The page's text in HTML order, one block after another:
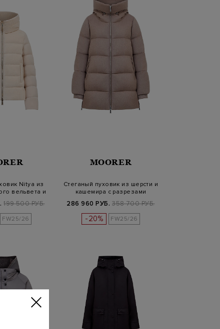
Nitya из
вельвета и
199 500 РУБ.
FW25/26
MOORER
Стеганый пуховик из шерсти и
кашемира с разрезами
286 960 РУБ. 358 700 РУБ.
-20% FW25/26